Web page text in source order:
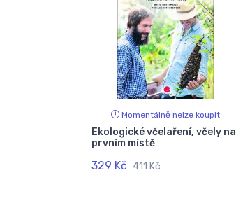
Momentálně nelze koupit
Ekologické včelaření, včely na
prvním místě
329 Kč 411 Kč